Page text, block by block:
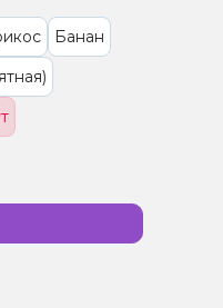
Банан